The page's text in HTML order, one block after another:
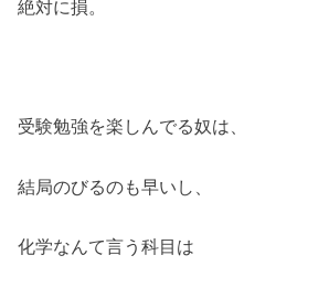
絶対に損。
受験勉強を楽しんでる奴は、
結局のびるのも早いし、
化学なんて言う科目は